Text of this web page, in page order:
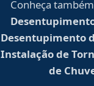
Conheça
Desentupimento
Instalação de
de